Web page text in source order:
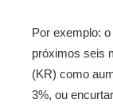
Por exemplo:
próximos seis
(KR) como
3%, ou